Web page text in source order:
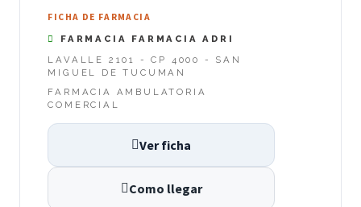
FICHA DE FARMACIA
FARMACIA FARMACIA ADRI
LAVALLE 2101 - CP 4000 - SAN
MIGUEL DE TUCUMAN
FARMACIA AMBULATORIA
COMERCIAL
Ver ficha
Como llegar